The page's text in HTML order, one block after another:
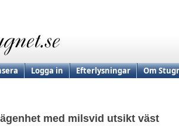
Logga in Efterlysningar Om
med milsvid utsikt väst